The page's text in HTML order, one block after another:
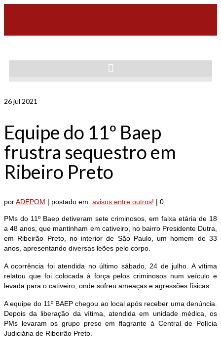
26jul 2021
Equipe do 11º Baep
frustra sequestro em
Ribeiro Preto
porADEPOM | postado em: avisos entre outros! | 0
PMs do 11º Baep detiveram sete criminosos, em faixa etária de 18
a 48 anos, que mantinham em cativeiro, no bairro Presidente Dutra,
em Ribeirão Preto, no interior de São Paulo, um homem de 33
anos, apresentando diversas leões pelo corpo.
A ocorrência foi atendida no último sábado, 24 de julho. A vítima
relatou que foi colocada à força pelos criminosos num veículo e
levada para o cativeiro, onde sofreu ameaças e agressões físicas.
A equipe do 11º BAEP chegou ao local após receber uma denúncia.
Depois da liberação da vítima, atendida em unidade médica, os
PMs levaram os grupo preso em flagrante à Central de Polícia
Judiciária de Ribeirão Preto.